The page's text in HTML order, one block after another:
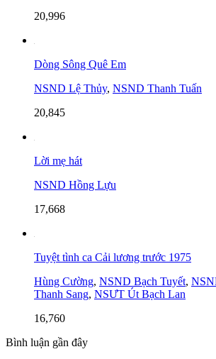
20,996
Dòng Sông Quê Em
NSND Lệ Thủy, NSND Thanh Tuấn
20,845
Lời mẹ hát
NSND Hồng Lựu
17,668
Tuyệt tình ca Cải lương trước 1975
Hùng Cường, NSND Bạch Tuyết,
Thanh Sang, NSƯT Út Bạch Lan
16,760
Bình luận gần đây